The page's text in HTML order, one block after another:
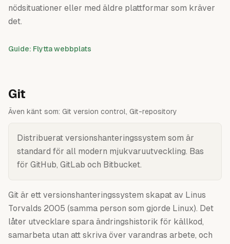
nödsituationer eller med äldre plattformar som kräver
det.
Guide: Flytta webbplats
Git
Även känt som: Git version control, Git-repository
Distribuerat versionshanteringssystem som är
standard för all modern mjukvaruutveckling. Bas
för GitHub, GitLab och Bitbucket.
Git är ett versionshanteringssystem skapat av Linus
Torvalds 2005 (samma person som gjorde Linux). Det
låter utvecklare spara ändringshistorik för källkod,
samarbeta utan att skriva över varandras arbete, och